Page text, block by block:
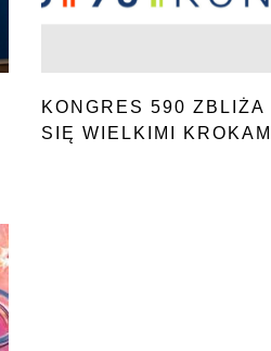
KONGRES 590 ZBLIŻA
SIĘ WIELKIMI KROKAMI